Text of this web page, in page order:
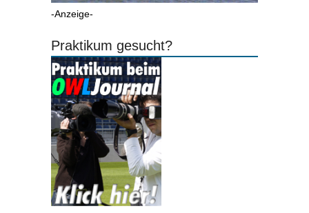
-Anzeige-
Praktikum gesucht?